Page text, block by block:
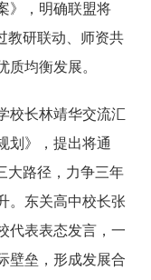
》，明确联盟将
教研联动、师资共
优质均衡发展。
校长林靖华交流汇
划》，提出将通
大路径，力争三年
。东关高中校长张
代表表态发言，一
壁垒，形成发展合